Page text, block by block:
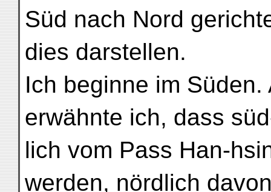
Süd nach Nord
dies darstellen.
Ich beginne im Süden.
erwähnte ich, dass
lich vom Pass Han-
werden, nördlich